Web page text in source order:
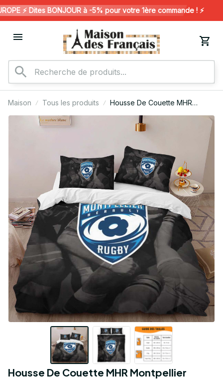
⚡️ Dites BONJOUR à -5% pour votre 1ère commande ! ⚡️
Maison Tous les produits
Housse De Couette MHR
Montpellier Hérault Rugby Club
03 Parure de lit Ensemble De
Housse De Couette MHR Montpellier